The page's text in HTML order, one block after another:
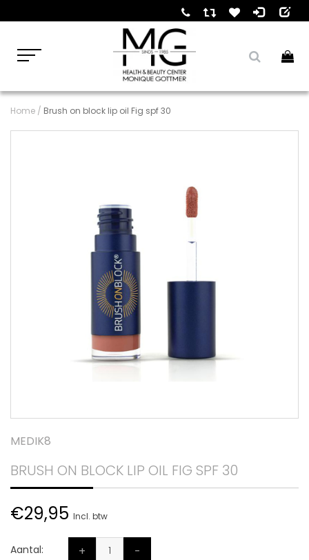
Home / Brush on block lip oil Fig spf 30
MEDIK8
BRUSH ON BLOCK LIP OIL FIG SPF 30
€29,95 Incl. btw
Aantal: + -